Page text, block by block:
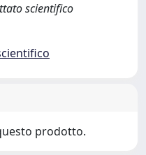
scientifico
prodotto.